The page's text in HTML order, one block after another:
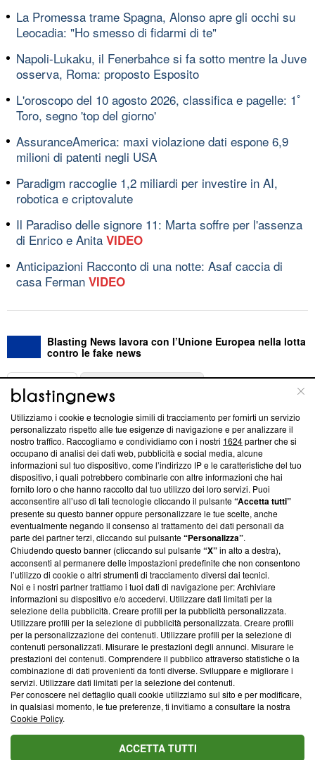
La Promessa trame Spagna, Alonso apre gli occhi su
Leocadia: "Ho smesso di fidarmi di te"
Napoli-Lukaku, il Fenerbahce si fa sotto mentre la Juve
osserva, Roma: proposto Esposito
L'oroscopo del 10 agosto 2026, classifica e pagelle: 1ﾟ
Toro, segno 'top del giorno'
AssuranceAmerica: maxi violazione dati espone 6,9
milioni di patenti negli USA
Paradigm raccoglie 1,2 miliardi per investire in AI,
robotica e criptovalute
Il Paradiso delle signore 11: Marta soffre per l'assenza
di Enrico e Anita VIDEO
Anticipazioni Racconto di una notte: Asaf caccia di
casa Ferman VIDEO
Blasting News lavora con l’Unione Europea nella lotta
contro le fake news
ABOUT
Questa sezione offre informazioni trasparenti su Blasting
News, sui nostri processi editoriali e su come ci impegniamo a
creare news di qualità. Inoltre, afferma la nostra aderenza a
‘Trust Project - News with Integrity’Blasting News non è
ancora membro del programma, ma ha richiesto di farne
parte; Trust Project non ha ancora effettuato una verifica di
conformità agli standard.
Su di noi
Team editoriale
Corporate
Redazione
Informativa Privacy
Cookie Policy
Blasting SA, IDI CHE-247.845.224, Via Carlo Frasca, 3 - 6900
Lugano (Svizzera) Tel:+39 0690258937
© 2026 Blasting News
Utilizziamo i cookie e tecnologie simili di tracciamento per fornirti un servizio
personalizzato rispetto alle tue esigenze di navigazione e per analizzare il
nostro traffico. Raccogliamo e condividiamo con i nostri 1624partner che si
occupano di analisi dei dati web, pubblicità e social media, alcune
informazioni sul tuo dispositivo, come l’indirizzo IP e le caratteristiche del tuo
dispositivo, i quali potrebbero combinarle con altre informazioni che hai
fornito loro o che hanno raccolto dal tuo utilizzo dei loro servizi. Puoi
acconsentire all’uso di tali tecnologie cliccando il pulsante“Accetta tutti”
presente su questo banner oppure personalizzare le tue scelte, anche
eventualmente negando il consenso al trattamento dei dati personali da
parte dei partner terzi, cliccando sul pulsante“Personalizza”.
Chiudendo questo banner (cliccando sul pulsante“X”in alto a destra),
acconsenti al permanere delle impostazioni predefinite che non consentono
l’utilizzo di cookie o altri strumenti di tracciamento diversi dai tecnici.
Noi e i nostri partner trattiamo i tuoi dati di navigazione per: Archiviare
informazioni su dispositivo e/o accedervi. Utilizzare dati limitati per la
selezione della pubblicità. Creare profili per la pubblicità personalizzata.
Utilizzare profili per la selezione di pubblicità personalizzata. Creare profili
per la personalizzazione dei contenuti. Utilizzare profili per la selezione di
contenuti personalizzati. Misurare le prestazioni degli annunci. Misurare le
prestazioni dei contenuti. Comprendere il pubblico attraverso statistiche o la
combinazione di dati provenienti da fonti diverse. Sviluppare e migliorare i
servizi. Utilizzare dati limitati per la selezione dei contenuti.
Per conoscere nel dettaglio quali cookie utilizziamo sul sito e per modificare,
in qualsiasi momento, le tue preferenze, ti invitiamo a consultare la nostra
Cookie Policy.
ACCETTA TUTTI